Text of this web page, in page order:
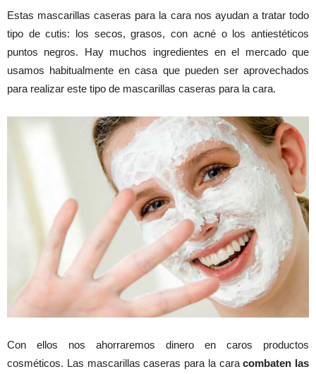
Estas mascarillas caseras para la cara nos ayudan a tratar todo
tipo de cutis: los secos, grasos, con acné o los antiestéticos
puntos negros. Hay muchos ingredientes en el mercado que
usamos habitualmente en casa que pueden ser aprovechados
para realizar este tipo de mascarillas caseras para la cara.
Con ellos nos ahorraremos dinero en caros productos
cosméticos. Las mascarillas caseras para la caracombaten las